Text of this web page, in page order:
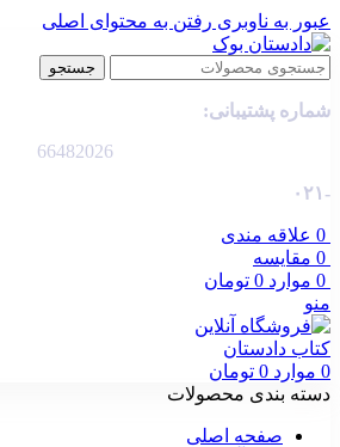
عبور به ناوبری رفتن به محتوای اصلی
جستجو
شماره پشتیبانی:
66482026
-۰۲۱
0 علاقه مندی
0 مقایسه
0 موارد 0 تومان
منو
0 موارد 0 تومان
دسته بندی محصولات
صفحه اصلی